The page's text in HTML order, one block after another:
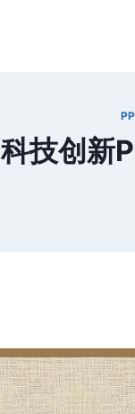
科技创新